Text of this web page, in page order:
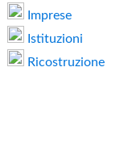
Imprese
Istituzioni
Ricostruzione